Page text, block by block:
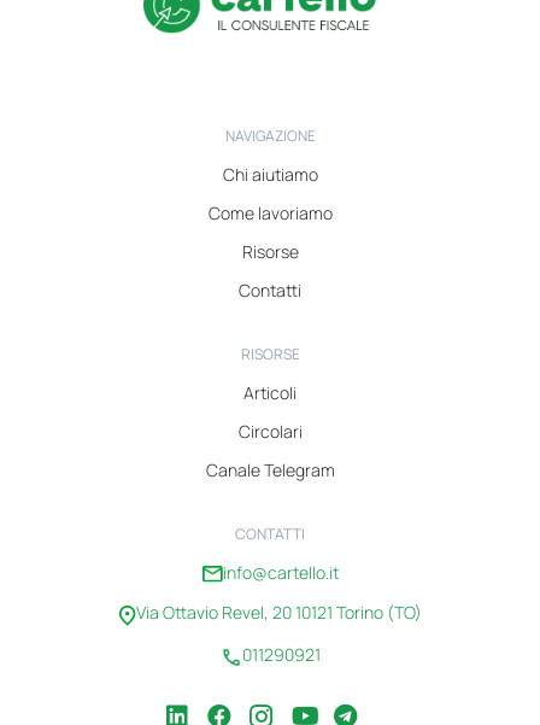
NAVIGAZIONE
Chi aiutiamo
Come lavoriamo
Risorse
Contatti
RISORSE
Articoli
Circolari
Canale Telegram
CONTATTI
info@cartello.it
Via Ottavio Revel, 20 10121 Torino (TO)
011290921